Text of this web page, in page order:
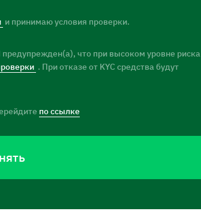
и принимаю условия проверки.
что при высоком уровне риска
. При отказе от KYC средства будут
по ссылке